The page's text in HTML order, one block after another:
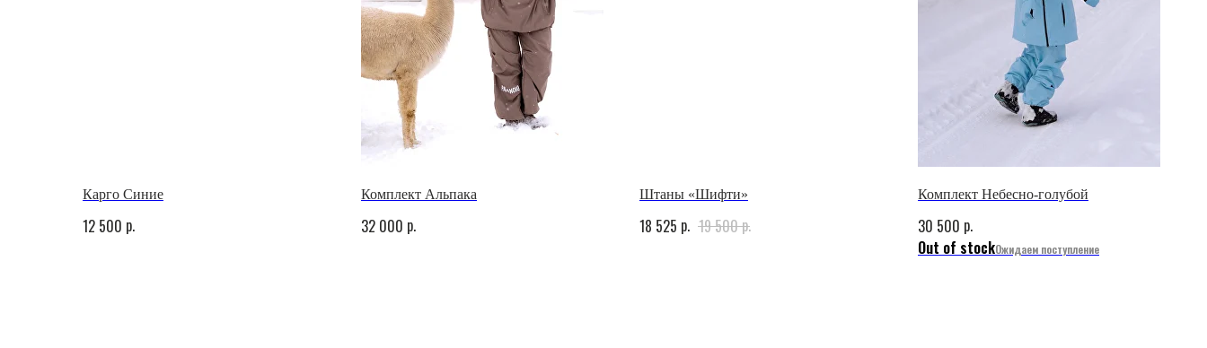
Карго Синие
12 500 p.
Комплект Альпака
32 000 p.
Штаны «Шифти»
18 525 p. 19 500p.
Комплект Небесно-голубой
30 500 p.
Out of stock